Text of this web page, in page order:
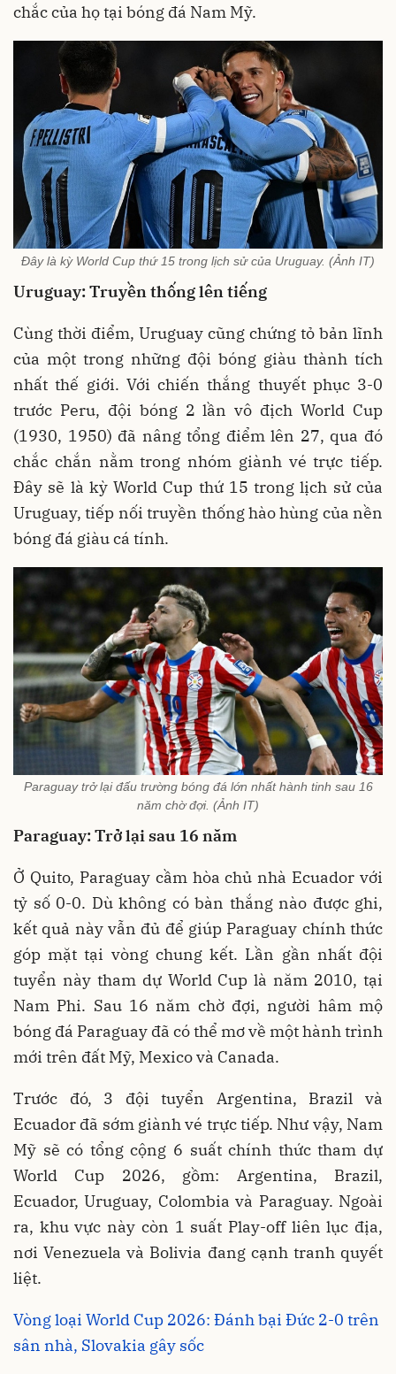
chắc của họ tại bóng đá Nam Mỹ.
Đây là kỳ World Cup thứ 15 trong lịch sử của Uruguay. (Ảnh IT)
Uruguay: Truyền thống lên tiếng
Cùng thời điểm, Uruguay cũng chứng tỏ bản lĩnh
của một trong những đội bóng giàu thành tích
nhất thế giới. Với chiến thắng thuyết phục 3-0
trước Peru, đội bóng 2 lần vô địch World Cup
(1930, 1950) đã nâng tổng điểm lên 27, qua đó
chắc chắn nằm trong nhóm giành vé trực tiếp.
Đây sẽ là kỳ World Cup thứ 15 trong lịch sử của
Uruguay, tiếp nối truyền thống hào hùng của nền
bóng đá giàu cá tính.
Paraguay trở lại đấu trường bóng đá lớn nhất hành tinh sau 16
năm chờ đợi. (Ảnh IT)
Paraguay: Trở lại sau 16 năm
Ở Quito, Paraguay cầm hòa chủ nhà Ecuador với
tỷ số 0-0. Dù không có bàn thắng nào được ghi,
kết quả này vẫn đủ để giúp Paraguay chính thức
góp mặt tại vòng chung kết. Lần gần nhất đội
tuyển này tham dự World Cup là năm 2010, tại
Nam Phi. Sau 16 năm chờ đợi, người hâm mộ
bóng đá Paraguay đã có thể mơ về một hành trình
mới trên đất Mỹ, Mexico và Canada.
Trước đó, 3 đội tuyển Argentina, Brazil và
Ecuador đã sớm giành vé trực tiếp. Như vậy, Nam
Mỹ sẽ có tổng cộng 6 suất chính thức tham dự
World Cup 2026, gồm: Argentina, Brazil,
Ecuador, Uruguay, Colombia và Paraguay. Ngoài
ra, khu vực này còn 1 suất Play-off liên lục địa,
nơi Venezuela và Bolivia đang cạnh tranh quyết
liệt.
Vòng loại World Cup 2026: Đánh bại Đức 2-0 trên
sân nhà, Slovakia gây sốc